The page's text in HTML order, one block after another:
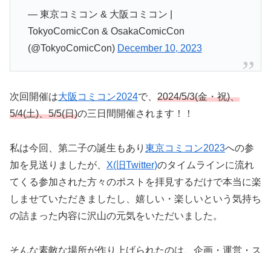
— 東京コミコン & 大阪コミコン |
TokyoComicCon & OsakaComicCon
(@TokyoComicCon) December 10, 2023
次回開催は大阪コミコン2024で、 2024/5/3(金・祝)、
5/4(土)、5/5(日)の三日間開催されます！！
私は今回、第二子の誕生もあり 東京コミコン2023への参
加を見送りましたが、 X(旧Twitter)のタイムラインに流れ
てくる参加された方々のポストを拝見するだけで本当に楽
しませていただきましたし、嬉しい・楽しいという気持ち
の詰まった内容に沢山の元気をいただいました。
そんな素敵な場所が作り上げられたのは、企画・運営・ス